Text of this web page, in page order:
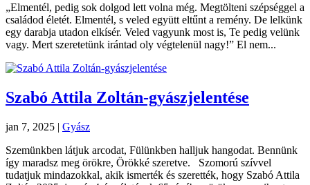
„Elmentél, pedig sok dolgod lett volna még. Megtölteni szépséggel a
családod életét. Elmentél, s veled együtt eltűnt a remény. De lelkünk
egy darabja utadon elkísér. Veled vagyunk most is, Te pedig velünk
vagy. Mert szeretetünk irántad oly végtelenül nagy!” El nem...
Szabó Attila Zoltán-gyászjelentése
jan 7, 2025 | Gyász
Szemünkben látjuk arcodat, Fülünkben halljuk hangodat. Bennünk
így maradsz meg örökre, Örökké szeretve. Szomorú szívvel
tudatjuk mindazokkal, akik ismerték és szerették, hogy Szabó Attila